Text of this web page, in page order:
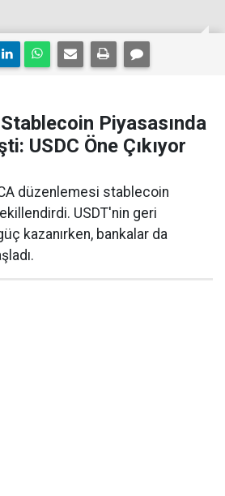
Piyasasında
USDC Öne Çıkıyor
düzenlemesi stablecoin
USDT'nin geri
kazanırken, bankalar da